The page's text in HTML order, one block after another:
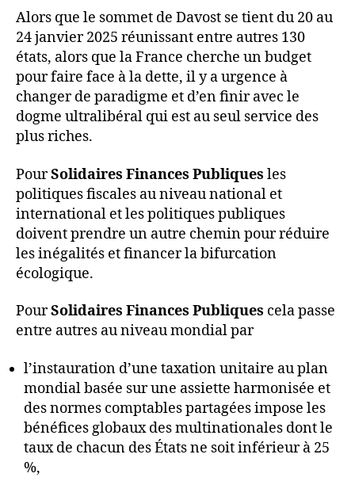
Alors que le sommet de Davost se tient du 20 au
24 janvier 2025 réunissant entre autres 130
états, alors que la France cherche un budget
pour faire face à la dette, il y a urgence à
changer de paradigme et d’en finir avec le
dogme ultralibéral qui est au seul service des
plus riches.
PourSolidaires Finances Publiques les
politiques fiscales au niveau national et
international et les politiques publiques
doivent prendre un autre chemin pour réduire
les inégalités et financer la bifurcation
écologique.
PourSolidaires Finances Publiques cela passe
entre autres au niveau mondial par
l’instauration d’une taxation unitaire au plan
mondial basée sur une assiette harmonisée et
des normes comptables partagées impose les
bénéfices globaux des multinationales dont le
taux de chacun des États ne soit inférieur à 25
%,